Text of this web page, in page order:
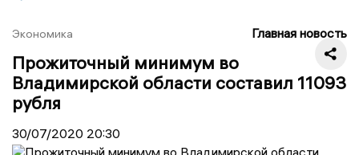
Экономика Главная новость
Прожиточный минимум во
Владимирской области составил 11093
рубля
30/07/2020 20:30